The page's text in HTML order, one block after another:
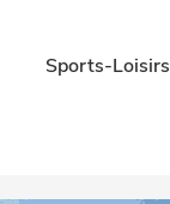
Sports-Loisirs